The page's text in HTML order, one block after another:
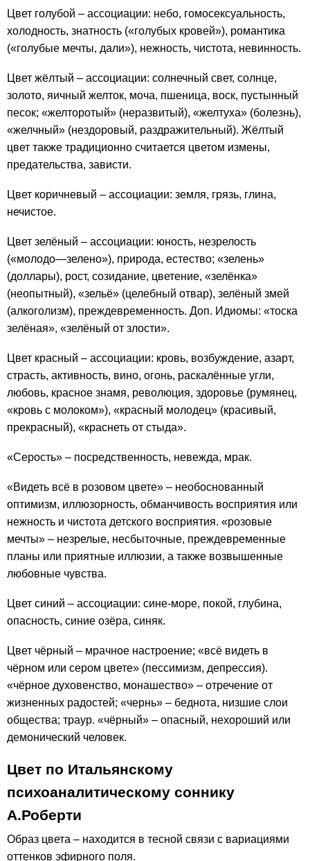
Цвет голубой – ассоциации: небо, гомосексуальность,
холодность, знатность («голубых кровей»), романтика
(«голубые мечты, дали»), нежность, чистота, невинность.
Цвет жёлтый – ассоциации: солнечный свет, солнце,
золото, яичный желток, моча, пшеница, воск, пустынный
песок; «желторотый» (неразвитый), «желтуха» (болезнь),
«желчный» (нездоровый, раздражительный). Жёлтый
цвет также традиционно считается цветом измены,
предательства, зависти.
Цвет коричневый – ассоциации: земля, грязь, глина,
нечистое.
Цвет зелёный – ассоциации: юность, незрелость
(«молодо—зелено»), природа, естество; «зелень»
(доллары), рост, созидание, цветение, «зелёнка»
(неопытный), «зельё» (целебный отвар), зелёный змей
(алкоголизм), преждевременность. Доп. Идиомы: «тоска
зелёная», «зелёный от злости».
Цвет красный – ассоциации: кровь, возбуждение, азарт,
страсть, активность, вино, огонь, раскалённые угли,
любовь, красное знамя, революция, здоровье (румянец,
«кровь с молоком»), «красный молодец» (красивый,
прекрасный), «краснеть от стыда».
«Серость» – посредственность, невежда, мрак.
«Видеть всё в розовом цвете» – необоснованный
оптимизм, иллюзорность, обманчивость восприятия или
нежность и чистота детского восприятия. «розовые
мечты» – незрелые, несбыточные, преждевременные
планы или приятные иллюзии, а также возвышенные
любовные чувства.
Цвет синий – ассоциации: сине-море, покой, глубина,
опасность, синие озёра, синяк.
Цвет чёрный – мрачное настроение; «всё видеть в
чёрном или сером цвете» (пессимизм, депрессия).
«чёрное духовенство, монашество» – отречение от
жизненных радостей; «чернь» – беднота, низшие слои
общества; траур. «чёрный» – опасный, нехороший или
демонический человек.
Цвет по Итальянскому
психоаналитическому соннику
А.Роберти
Образ цвета – находится в тесной связи с вариациями
оттенков эфирного поля.